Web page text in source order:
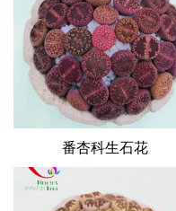
番杏科生石花